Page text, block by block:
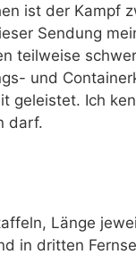
ist der Kampf
Sendung
teilweise
und
Ich
darf.
Länge
in dritten